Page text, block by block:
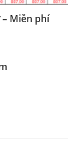
Miễn phí